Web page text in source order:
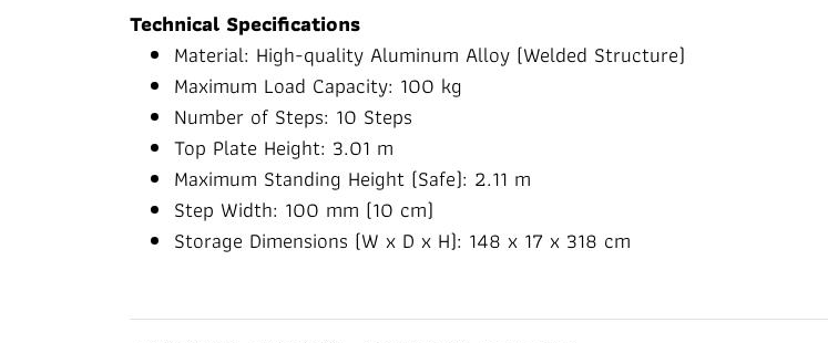
Technical Specifications
Material: High-quality Aluminum Alloy (Welded Structure)
Maximum Load Capacity: 100 kg
Number of Steps: 10 Steps
Top Plate Height: 3.01 m
Maximum Standing Height (Safe): 2.11 m
Step Width: 100 mm (10 cm)
Storage Dimensions (W x D x H): 148 x 17 x 318 cm